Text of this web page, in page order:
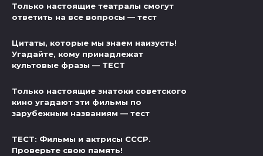
Только настоящие театралы смогут
ответить на все вопросы — тест
Цитаты, которые мы знаем наизусть!
Угадайте, кому принадлежат
культовые фразы — ТЕСТ
Только настоящие знатоки советского
кино угадают эти фильмы по
зарубежным названиям — тест
ТЕСТ: Фильмы и актрисы СССР.
Проверьте свою память!